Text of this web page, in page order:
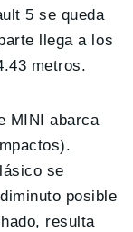
5 se queda
llega a los
metros.
MINI abarca
se
posible
resulta